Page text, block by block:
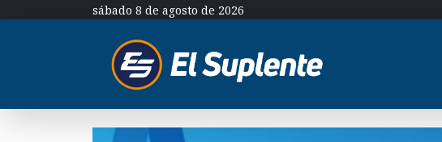
sábado 8 de agosto de 2026